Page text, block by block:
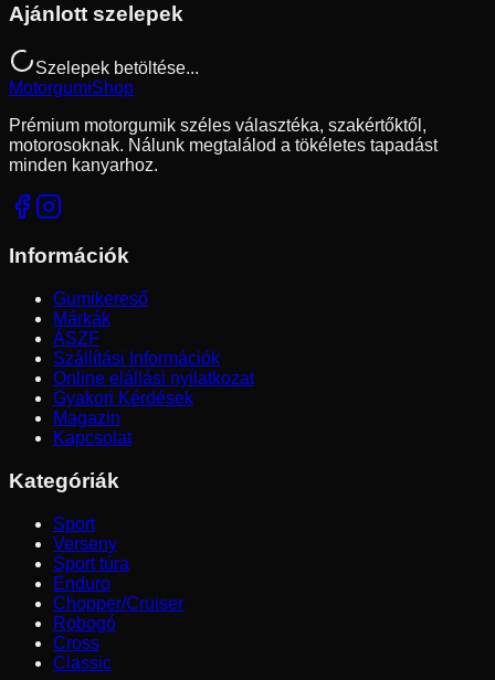
Ajánlott szelepek
Szelepek betöltése...
MotorgumiShop
Prémium motorgumik széles választéka, szakértőktől,
motorosoknak. Nálunk megtalálod a tökéletes tapadást
minden kanyarhoz.
Információk
Gumikereső
Márkák
ÁSZF
Szállítási Információk
Online elállási nyilatkozat
Gyakori Kérdések
Magazin
Kapcsolat
Kategóriák
Sport
Verseny
Sport túra
Enduro
Chopper/Cruiser
Robogó
Cross
Classic